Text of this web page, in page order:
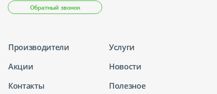
Обратный звонок
Производители
Услуги
Акции
Новости
Контакты
Полезное